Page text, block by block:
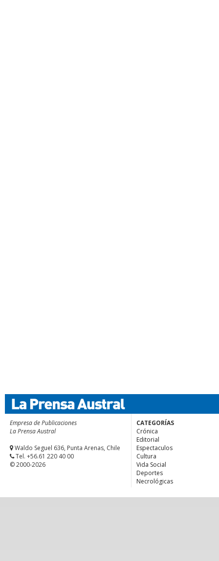
Empresa de Publicaciones
La Prensa Austral
Waldo Seguel 636, Punta Arenas, Chile
Tel. +56.61 220 40 00
© 2000-2026
CATEGORÍAS
Crónica
Editorial
Espectaculos
Cultura
Vida Social
Deportes
Necrológicas